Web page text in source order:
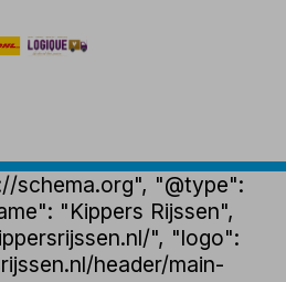
schema.org", "@type":
"Kippers Rijssen",
", "logo":
header/main-